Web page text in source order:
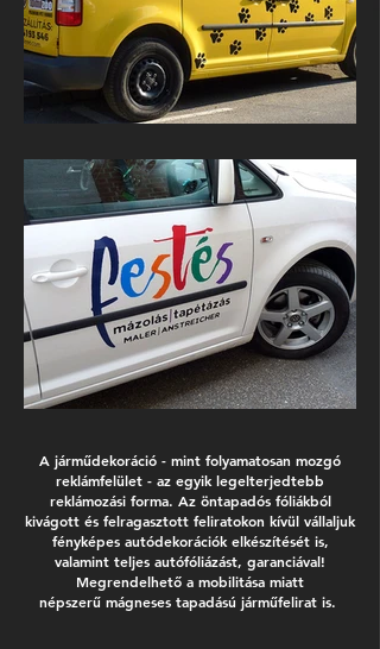
A járműdekoráció - mint folyamatosan mozgó
reklámfelület - az egyik legelterjedtebb
reklámozási forma. Az öntapadós fóliákból
kivágott és felragasztott feliratokon kívül vállaljuk
fényképes autódekorációk elkészítését is,
valamint teljes autófóliázást, garanciával!
Megrendelhető a mobilitása miatt
népszerű mágneses tapadású járműfelirat is.